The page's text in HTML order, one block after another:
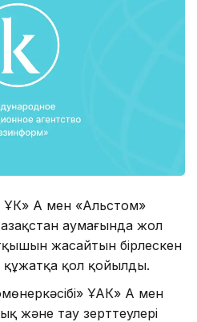
ҰК» АҚ мен «Альстом»
аумағында жол
жасайтын бірлескен
құжатқа қол қойылды.
ҰАК» АҚ мен
және тау зерттеулері